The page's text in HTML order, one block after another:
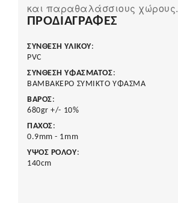
και παραθαλάσσιους χώρους.
ΠΡΟΔΙΑΓΡΑΦΈΣ
ΣΥΝΘΕΣΗ ΥΛΙΚΟΥ:
PVC
ΣΥΝΘΕΣΗ ΥΦΑΣΜΑΤΟΣ:
ΒΑΜΒΑΚΕΡΟ ΣΥΜΙΚΤΟ ΥΦΑΣΜΑ
ΒΑΡΟΣ:
680gr +/- 10%
ΠΑΧΟΣ:
0.9mm - 1mm
ΥΨΟΣ ΡΟΛΟΥ:
140cm